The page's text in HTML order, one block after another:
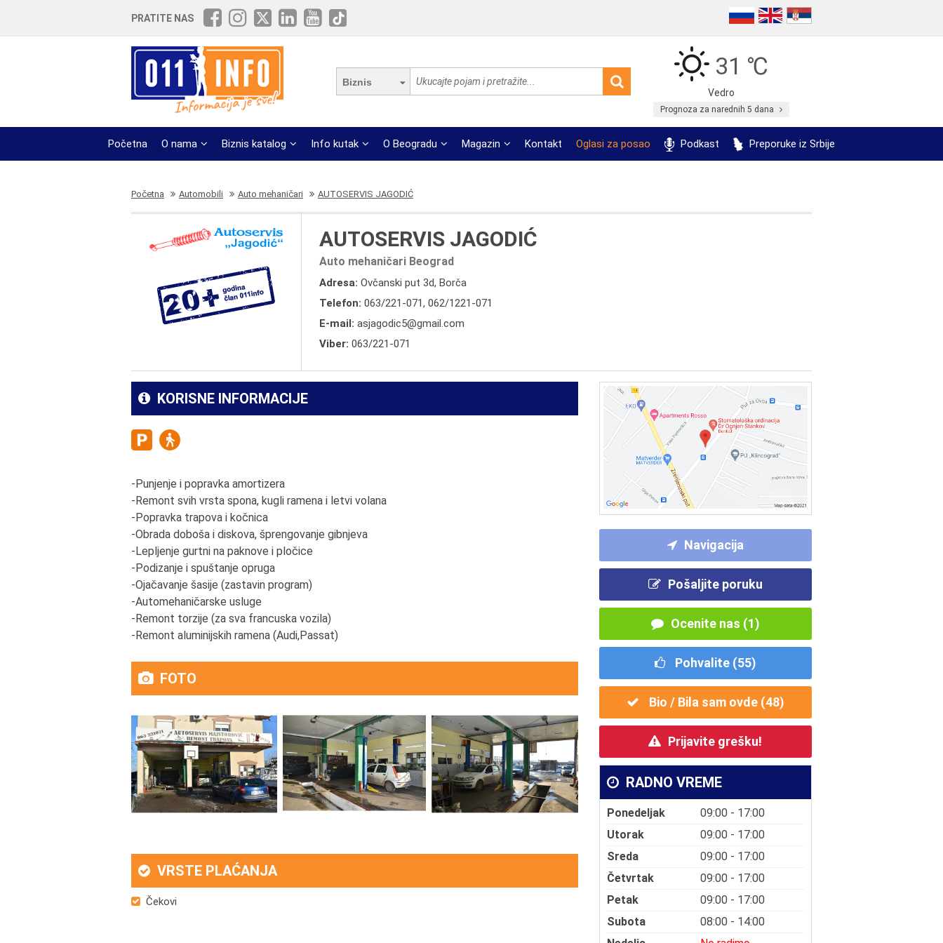
PRATITE NAS
Biznis
31 ℃
Vedro
Prognoza za narednih 5 dana
Početna O nama Biznis katalog Info kutak O Beogradu Magazin Kontakt Oglasi za posao Podkast Preporuke iz Srbije
Početna Automobili Auto mehaničari AUTOSERVIS JAGODIĆ
AUTOSERVIS JAGODIĆ
Auto mehaničari Beograd
Adresa: Ovčanski put 3d, Borča
Telefon: 063/221-071, 062/1221-071
E-mail: asjagodic5@gmail.com
Viber: 063/221-071
Navigacija
Pošaljite poruku
Ocenite nas (1)
Pohvalite (55)
Bio / Bila sam ovde (48)
Prijavite grešku!
RADNO VREME
Ponedeljak
09:00 - 17:00
Utorak
09:00 - 17:00
Sreda
09:00 - 17:00
Četvrtak
09:00 - 17:00
Petak
09:00 - 17:00
Subota
08:00 - 14:00
KORISNE INFORMACIJE
-Punjenje i popravka amortizera
-Remont svih vrsta spona, kugli ramena i letvi volana
-Popravka trapova i kočnica
-Obrada doboša i diskova, šprengovanje gibnjeva
-Lepljenje gurtni na paknove i pločice
-Podizanje i spuštanje opruga
-Ojačavanje šasije (zastavin program)
-Automehaničarske usluge
-Remont torzije (za sva francuska vozila)
-Remont aluminijskih ramena (Audi,Passat)
FOTO
VRSTE PLAĆANJA
Čekovi